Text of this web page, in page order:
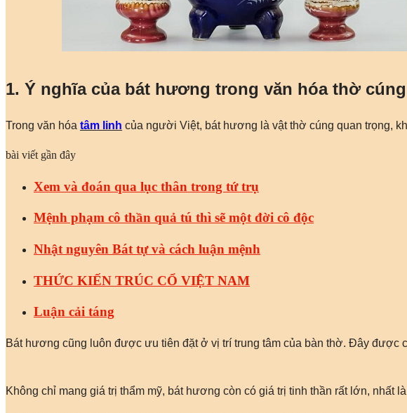
1. Ý nghĩa của bát hương trong văn hóa thờ cúng
Trong văn hóa tâm linh của người Việt, bát hương là vật thờ cúng quan trọng,
bài viết gần đây
Xem và đoán qua lục thân trong tứ trụ
Mệnh phạm cô thần quả tú thì sẽ một đời cô độc
Nhật nguyên Bát tự và cách luận mệnh
THỨC KIẾN TRÚC CỔ VIỆT NAM
Luận cải táng
Bát hương cũng luôn được ưu tiên đặt ở vị trí trung tâm của bàn thờ. Đây
Không chỉ mang giá trị thẩm mỹ, bát hương còn có giá trị tinh thần rất lớn, nhất